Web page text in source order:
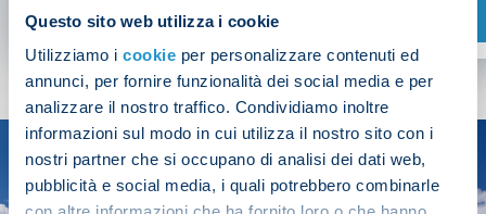
Questo sito web utilizza i cookie
Utilizziamo i cookie per personalizzare contenuti ed
annunci, per fornire funzionalità dei social media e per
analizzare il nostro traffico. Condividiamo inoltre
informazioni sul modo in cui utilizza il nostro sito con i
nostri partner che si occupano di analisi dei dati web,
pubblicità e social media, i quali potrebbero combinarle
SHOP NOW
SEASON
2025/26